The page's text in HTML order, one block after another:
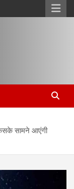
सामने आएंगी